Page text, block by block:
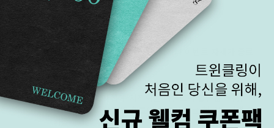
게릴라 이벤트 쿠폰 안내사항
본 쿠폰은 한정된 시간 동안만 유효하며
사전 고지 없이 할인율이 변동되거나 이벤트 자체가 종료
될 수 있습니다.
할인은 '결제 완료 시점'의 쿠폰을 기준으로 합니다.
구매 완료 후, 새롭게 시작되는 이벤트의 할인율 변동(인
상/인하)에 따른 차액 환불이나 추가 요금 청구는 절대 불
가합니다.